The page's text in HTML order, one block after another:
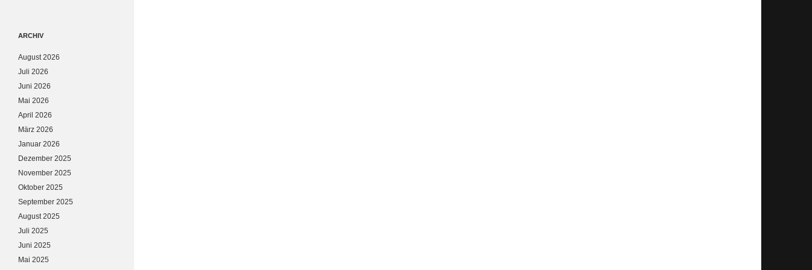
ARCHIV
August 2026
Juli 2026
Juni 2026
Mai 2026
April 2026
März 2026
Januar 2026
Dezember 2025
November 2025
Oktober 2025
September 2025
August 2025
Juli 2025
Juni 2025
Mai 2025